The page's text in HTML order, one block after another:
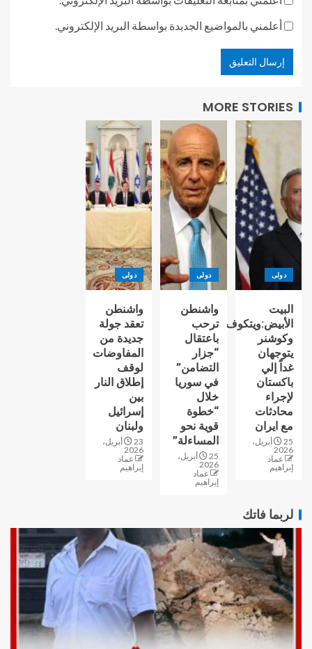
أعلمني بالمواضيع الجديدة بواسطة البريد الإلكتروني.
MORE STORIES
دولى
البيت
الأبيض:ويتكوف
وكوشنر
يتوجهان
غداً إلي
باكستان
لإجراء
محادثات
مع ايران
25 أبريل،
2026
عماد
إبراهيم
دولى
واشنطن
ترحب
باعتقال
“جزار
التضامن”
في سوريا
خلال
“خطوة
قوية نحو
المساءلة”
25 أبريل،
2026
عماد
إبراهيم
دولى
واشنطن
تعقد جولة
جديدة من
المفاوضات
لوقف
إطلاق النار
بين
إسرائيل
ولبنان
23 أبريل،
2026
عماد
إبراهيم
لربما فاتك